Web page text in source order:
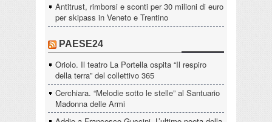
Antitrust, rimborsi e sconti per 30 milioni di euro
per skipass in Veneto e Trentino
PAESE24
Oriolo. Il teatro La Portella ospita “Il respiro
della terra” del collettivo 365
Cerchiara. “Melodie sotto le stelle” al Santuario
Madonna delle Armi